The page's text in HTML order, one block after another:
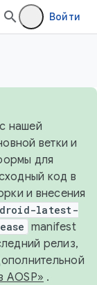
Войти
нашей
ветки и
для
код в
и внесения
latest-
manifest
релиз,
AOSP» .